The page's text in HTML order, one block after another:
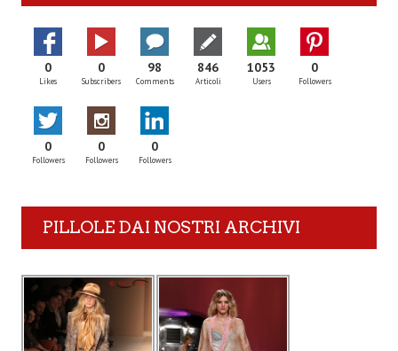
0
Likes
0
Subscribers
98
Comments
846
Articoli
1053
Users
0
Followers
0
Followers
0
Followers
0
Followers
PILLOLE DAI NOSTRI ARCHIVI